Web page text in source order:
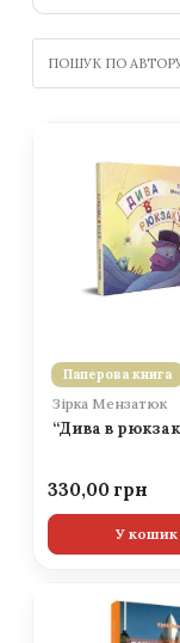
Паперова книга
Зірка Мензатюк
“Дива в
330,00
У кошик